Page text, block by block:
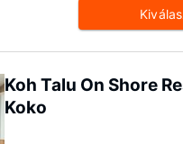
Koh Talu On Shore
Koko